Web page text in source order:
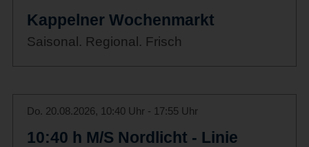
Kappelner Wochenmarkt
Saisonal. Regional. Frisch
Do. 20.08.2026, 10:40 Uhr - 17:55 Uhr
10:40 h M/S Nordlicht - Linie